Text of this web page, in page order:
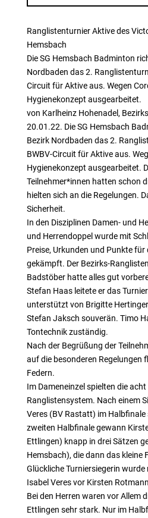
Ranglistenturnier Aktive des
Hemsbach
Die SG Hemsbach Badminton
Nordbaden das 2.
Circuit für Aktive aus. Wegen
Hygienekonzept ausgearbeitet.
von Karlheinz Hohenadel,
20.01.22. Die SG Hemsbach
Bezirk Nordbaden das 2.
BWBV-Circuit für Aktive aus.
Hygienekonzept ausgearbeitet.
Teilnehmer*innen hatten schon
hielten sich an die Regelungen.
Sicherheit.
In den Disziplinen Damen- und
und Herrendoppel wurde mit
Preise, Urkunden und Punkte für
gekämpft. Der Bezirks-
Badstöber hatte alles gut
Stefan Haas leitete er das
unterstützt von Brigitte
Stefan Jaksch souverän. Timo
Tontechnik zuständig.
Nach der Begrüßung der
auf die besonderen Regelungen
Federn.
Im Dameneinzel spielten die
Ranglistensystem. Nach einem
Veres (BV Rastatt) im Halbfinale
zweiten Halbfinale gewann
Ettlingen) knapp in drei Sätzen
Hemsbach), die dann das kleine
Glückliche Turniersiegerin wurde
Isabel Veres vor Kirsten Rotmann
Bei den Herren waren vor Allem
Ettlingen sehr stark. Nur im